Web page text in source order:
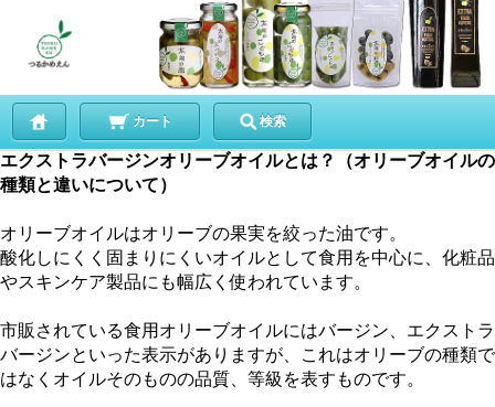
カート 検索
エクストラバージンオリーブオイルとは？（オリーブオイルの
種類と違いについて）
オリーブオイルはオリーブの果実を絞った油です。
酸化しにくく固まりにくいオイルとして食用を中心に、化粧品
やスキンケア製品にも幅広く使われています。
市販されている食用オリーブオイルにはバージン、エクストラ
バージンといった表示がありますが、これはオリーブの種類で
はなくオイルそのものの品質、等級を表すものです。